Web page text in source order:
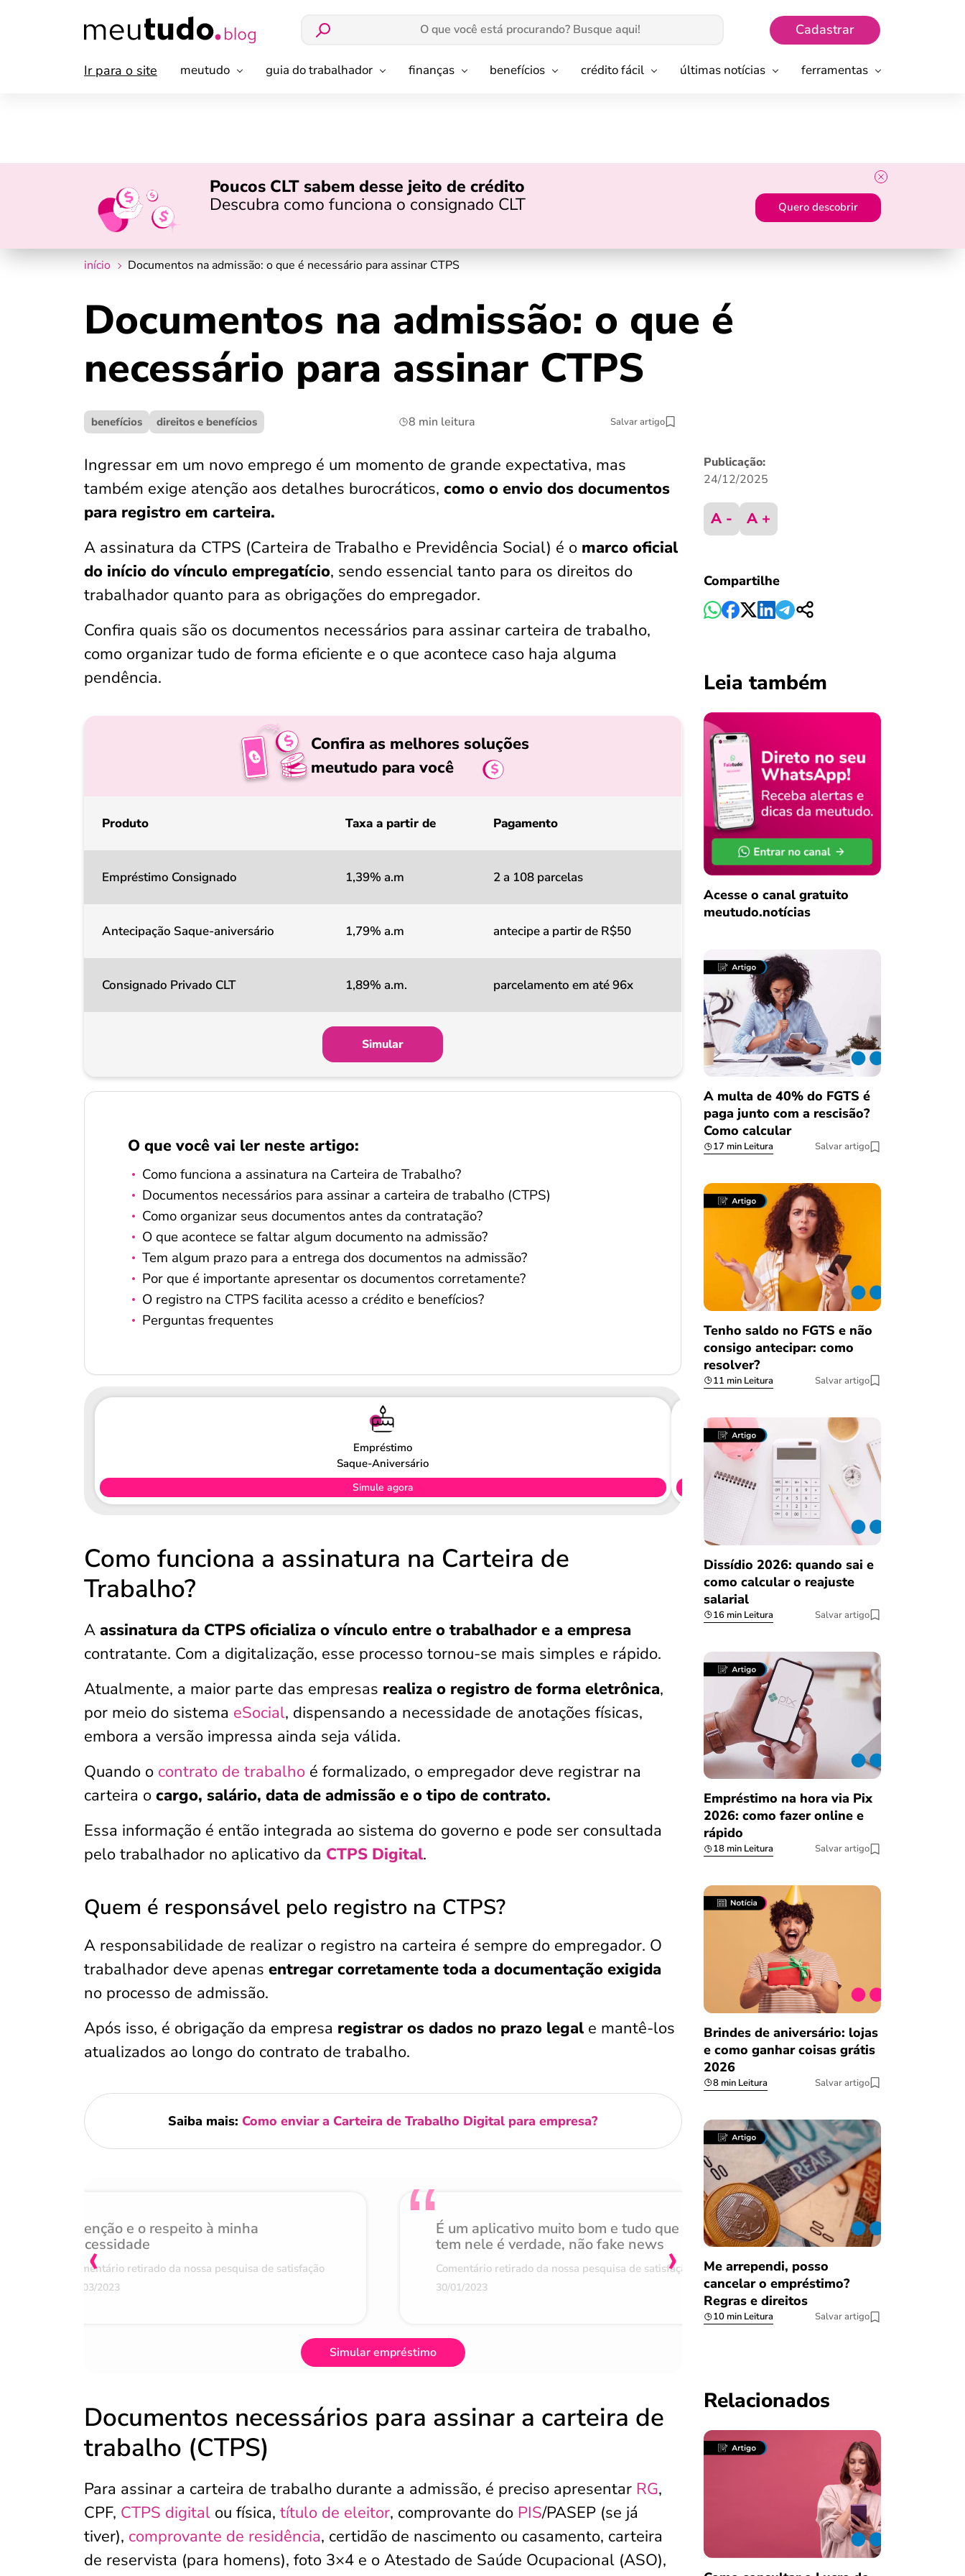
Cadastrar
Ir para o site meutudo guia do trabalhador finanças benefícios crédito fácil últimas notícias ferramentas
Poucos CLT sabem desse jeito de crédito
Descubra como funciona o consignado CLT
Quero descobrir
início Documentos na admissão: o que é necessário para assinar CTPS
Documentos na admissão: o que é
necessário para assinar CTPS
benefícios direitos e benefícios 8 min leitura Salvar artigo
Ingressar em um novo emprego é um momento de grande expectativa, mas
também exige atenção aos detalhes burocráticos, como o envio dos documentos
para registro em carteira.
A assinatura da CTPS (Carteira de Trabalho e Previdência Social) é o marco oficial
do início do vínculo empregatício, sendo essencial tanto para os direitos do
trabalhador quanto para as obrigações do empregador.
Confira quais são os documentos necessários para assinar carteira de trabalho,
como organizar tudo de forma eficiente e o que acontece caso haja alguma
pendência.
Confira as melhores soluções
meutudo para você
Produto Taxa a partir de Pagamento
Empréstimo Consignado 1,39% a.m 2 a 108 parcelas
Antecipação Saque-aniversário 1,79% a.m antecipe a partir de R$50
Consignado Privado CLT 1,89% a.m. parcelamento em até 96x
Simular
O que você vai ler neste artigo:
Como funciona a assinatura na Carteira de Trabalho?
Documentos necessários para assinar a carteira de trabalho (CTPS)
Como organizar seus documentos antes da contratação?
O que acontece se faltar algum documento na admissão?
Tem algum prazo para a entrega dos documentos na admissão?
Por que é importante apresentar os documentos corretamente?
O registro na CTPS facilita acesso a crédito e benefícios?
Perguntas frequentes
Empréstimo
Saque-Aniversário
Simule agora
Como funciona a assinatura na Carteira de
Trabalho?
A assinatura da CTPS oficializa o vínculo entre o trabalhador e a empresa
contratante. Com a digitalização, esse processo tornou-se mais simples e rápido.
Atualmente, a maior parte das empresas realiza o registro de forma eletrônica,
por meio do sistema eSocial, dispensando a necessidade de anotações físicas,
embora a versão impressa ainda seja válida.
Quando o contrato de trabalho é formalizado, o empregador deve registrar na
carteira o cargo, salário, data de admissão e o tipo de contrato.
Essa informação é então integrada ao sistema do governo e pode ser consultada
pelo trabalhador no aplicativo da CTPS Digital.
Quem é responsável pelo registro na CTPS?
A responsabilidade de realizar o registro na carteira é sempre do empregador. O
trabalhador deve apenas entregar corretamente toda a documentação exigida
no processo de admissão.
Após isso, é obrigação da empresa registrar os dados no prazo legal e mantê-los
atualizados ao longo do contrato de trabalho.
Saiba mais: Como enviar a Carteira de Trabalho Digital para empresa?
Atenção e o respeito à minha
necessidade
Comentário retirado da nossa pesquisa de satisfação
07/03/2023
É um aplicativo muito bom e tudo que
tem nele é verdade, não fake news
Comentário retirado da nossa pesquisa de satisfação
30/01/2023
Achei muito rápido,
burocracia
Comentário retirado da nossa
08/03/2023
‹ ›
Simular empréstimo
Documentos necessários para assinar a carteira de
trabalho (CTPS)
Para assinar a carteira de trabalho durante a admissão, é preciso apresentar RG,
CPF, CTPS digital ou física, título de eleitor, comprovante do PIS/PASEP (se já
tiver), comprovante de residência, certidão de nascimento ou casamento, carteira
de reservista (para homens), foto 3×4 e o Atestado de Saúde Ocupacional (ASO),
Salvar Ferramenta
Publicação:
24/12/2025
A - A +
Compartilhe
Leia também
Acesse o canal gratuito
meutudo.notícias
A multa de 40% do FGTS é
paga junto com a rescisão?
Como calcular
17 min Leitura Salvar artigo
Tenho saldo no FGTS e não
consigo antecipar: como
resolver?
11 min Leitura Salvar artigo
Dissídio 2026: quando sai e
como calcular o reajuste
salarial
16 min Leitura Salvar artigo
Empréstimo na hora via Pix
2026: como fazer online e
rápido
18 min Leitura Salvar artigo
Brindes de aniversário: lojas
e como ganhar coisas grátis
2026
8 min Leitura Salvar artigo
Me arrependi, posso
cancelar o empréstimo?
Regras e direitos
10 min Leitura Salvar artigo
Relacionados